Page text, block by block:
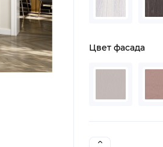
Цвет фасада